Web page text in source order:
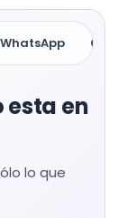
esta en
lo que